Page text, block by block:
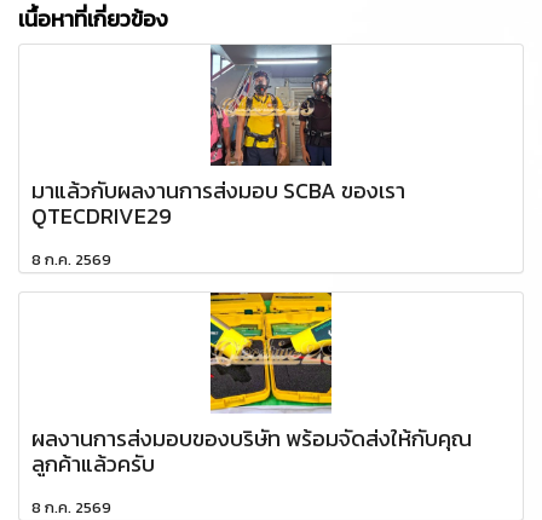
เนื้อหาที่เกี่ยวข้อง
มาแล้วกับผลงานการส่งมอบ SCBA ของเรา
QTECDRIVE29
8 ก.ค. 2569
ผลงานการส่งมอบของบริษัท พร้อมจัดส่งให้กับคุณ
ลูกค้าแล้วครับ
8 ก.ค. 2569